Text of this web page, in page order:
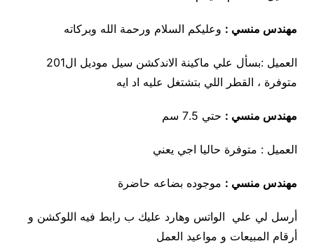
مهندس منسي : وعليكم السلام ورحمة الله وبركاته
العميل :بسأل علي ماكينة الاندكشن سيل موديل ال201
متوفرة ، القطر اللي بتشتغل عليه اد ايه
مهندس منسي : حتي 7.5 سم
العميل : متوفرة حاليا اجي يعني
مهندس منسي : موجوده بضاعه حاضرة
أرسل لي علي الواتس وهارد عليك ب رابط فيه اللوكشن و
أرقام المبيعات و مواعيد العمل